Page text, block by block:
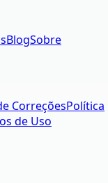
BlogSobre
CorreçõesPolítica
de Uso